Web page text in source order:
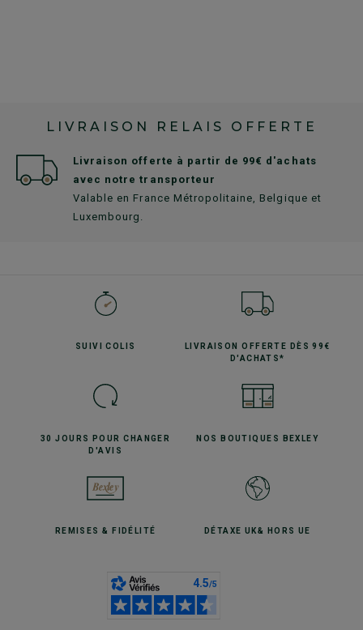
LIVRAISON RELAIS OFFERTE
Livraison offerte à partir de 99€ d'achats
avec notre transporteur
Valable en France Métropolitaine, Belgique et
Luxembourg.
SUIVICOLIS LIVRAISON OFFERTE
DÈS 99€
D'ACHATS*
30 JOURS POURCHANGER
D'AVIS
NOS BOUTIQUES BEXLEY
REMISES& FIDÉLITÉ DÉTAXE UK& HORS UE